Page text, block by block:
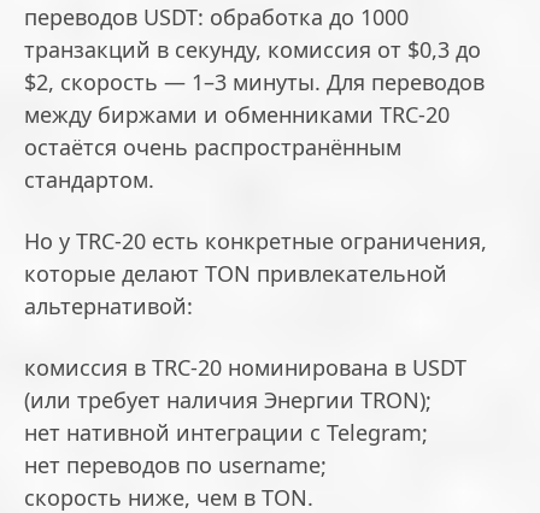
переводов USDT: обработка до 1000
транзакций в секунду, комиссия от $0,3 до
$2, скорость — 1–3 минуты. Для переводов
между биржами и обменниками TRC-20
остаётся очень распространённым
стандартом.
Но у TRC-20 есть конкретные ограничения,
которые делают TON привлекательной
альтернативой:
комиссия в TRC-20 номинирована в USDT
(или требует наличия Энергии TRON);
нет нативной интеграции с Telegram;
нет переводов по username;
скорость ниже, чем в TON.